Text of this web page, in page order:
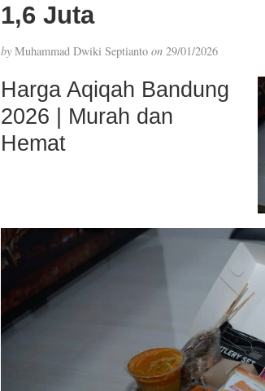
1,6 Juta
byMuhammad Dwiki Septianto on29/01/2026
Harga Aqiqah Bandung
2026 | Murah dan
Hemat